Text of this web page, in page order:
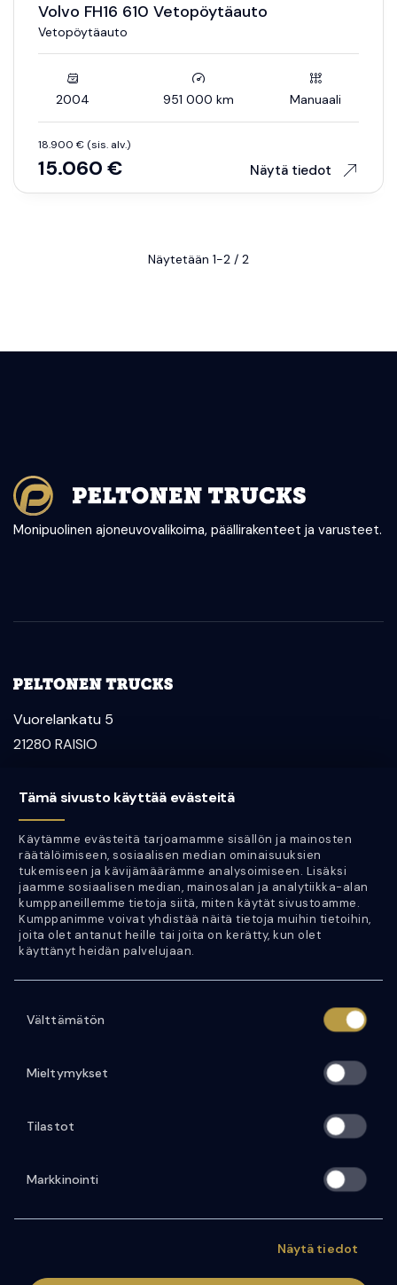
Tämä sivusto käyttää evästeitä
Käytämme evästeitä tarjoamamme sisällön ja mainosten
räätälöimiseen, sosiaalisen median ominaisuuksien
tukemiseen ja kävijämäärämme analysoimiseen. Lisäksi
jaamme sosiaalisen median, mainosalan ja analytiikka-alan
kumppaneillemme tietoja siitä, miten käytät sivustoamme.
Kumppanimme voivat yhdistää näitä tietoja muihin tietoihin,
joita olet antanut heille tai joita on kerätty, kun olet
käyttänyt heidän palvelujaan.
e
Välttämätön
Mieltymykset
Tilastot
Markkinointi
Näytä tiedot
Volvo FH16 610 Vetopöytäauto
Vetopöytäauto
2004 951 000 km Manuaali
18.900 € (sis. alv.)
15.060 € Näytä tiedot
Näytetään 1-2 / 2
Monipuolinen ajoneuvovalikoima, päällirakenteet ja varusteet.
Vuorelankatu 5
21280 RAISIO
Aleksi Peltonen
050 452 0344
Jan Peltonen
050 452 0333
Y-tunnus: 2746302-1
Ajoneuvohaku
Yritys